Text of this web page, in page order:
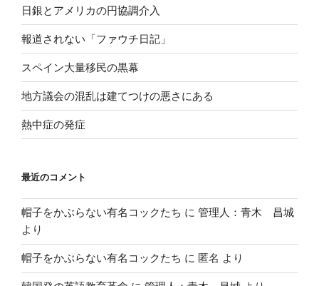
日銀とアメリカの円協調介入
報道されない「ファウチ日記」
スペイン大量移民の黒幕
地方議会の混乱は建てつけの悪さにある
熱中症の発症
最近のコメント
帽子をかぶらない有名コックたち に 管理人：青木 昌城
より
帽子をかぶらない有名コックたち に 匿名 より